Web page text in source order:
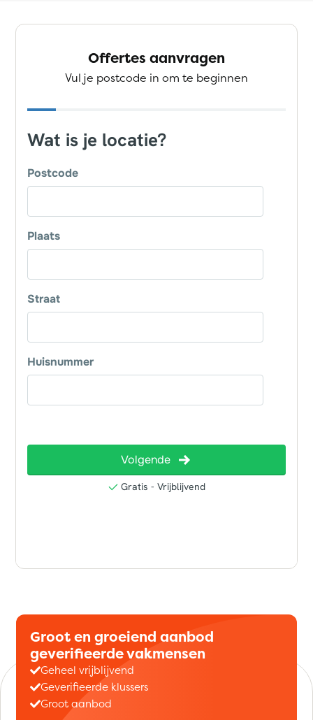
Offertes aanvragen
Vul je postcode in om te beginnen
Groot en groeiend aanbod
geverifieerde vakmensen
Geheel vrijblijvend
Geverifieerde klussers
Groot aanbod